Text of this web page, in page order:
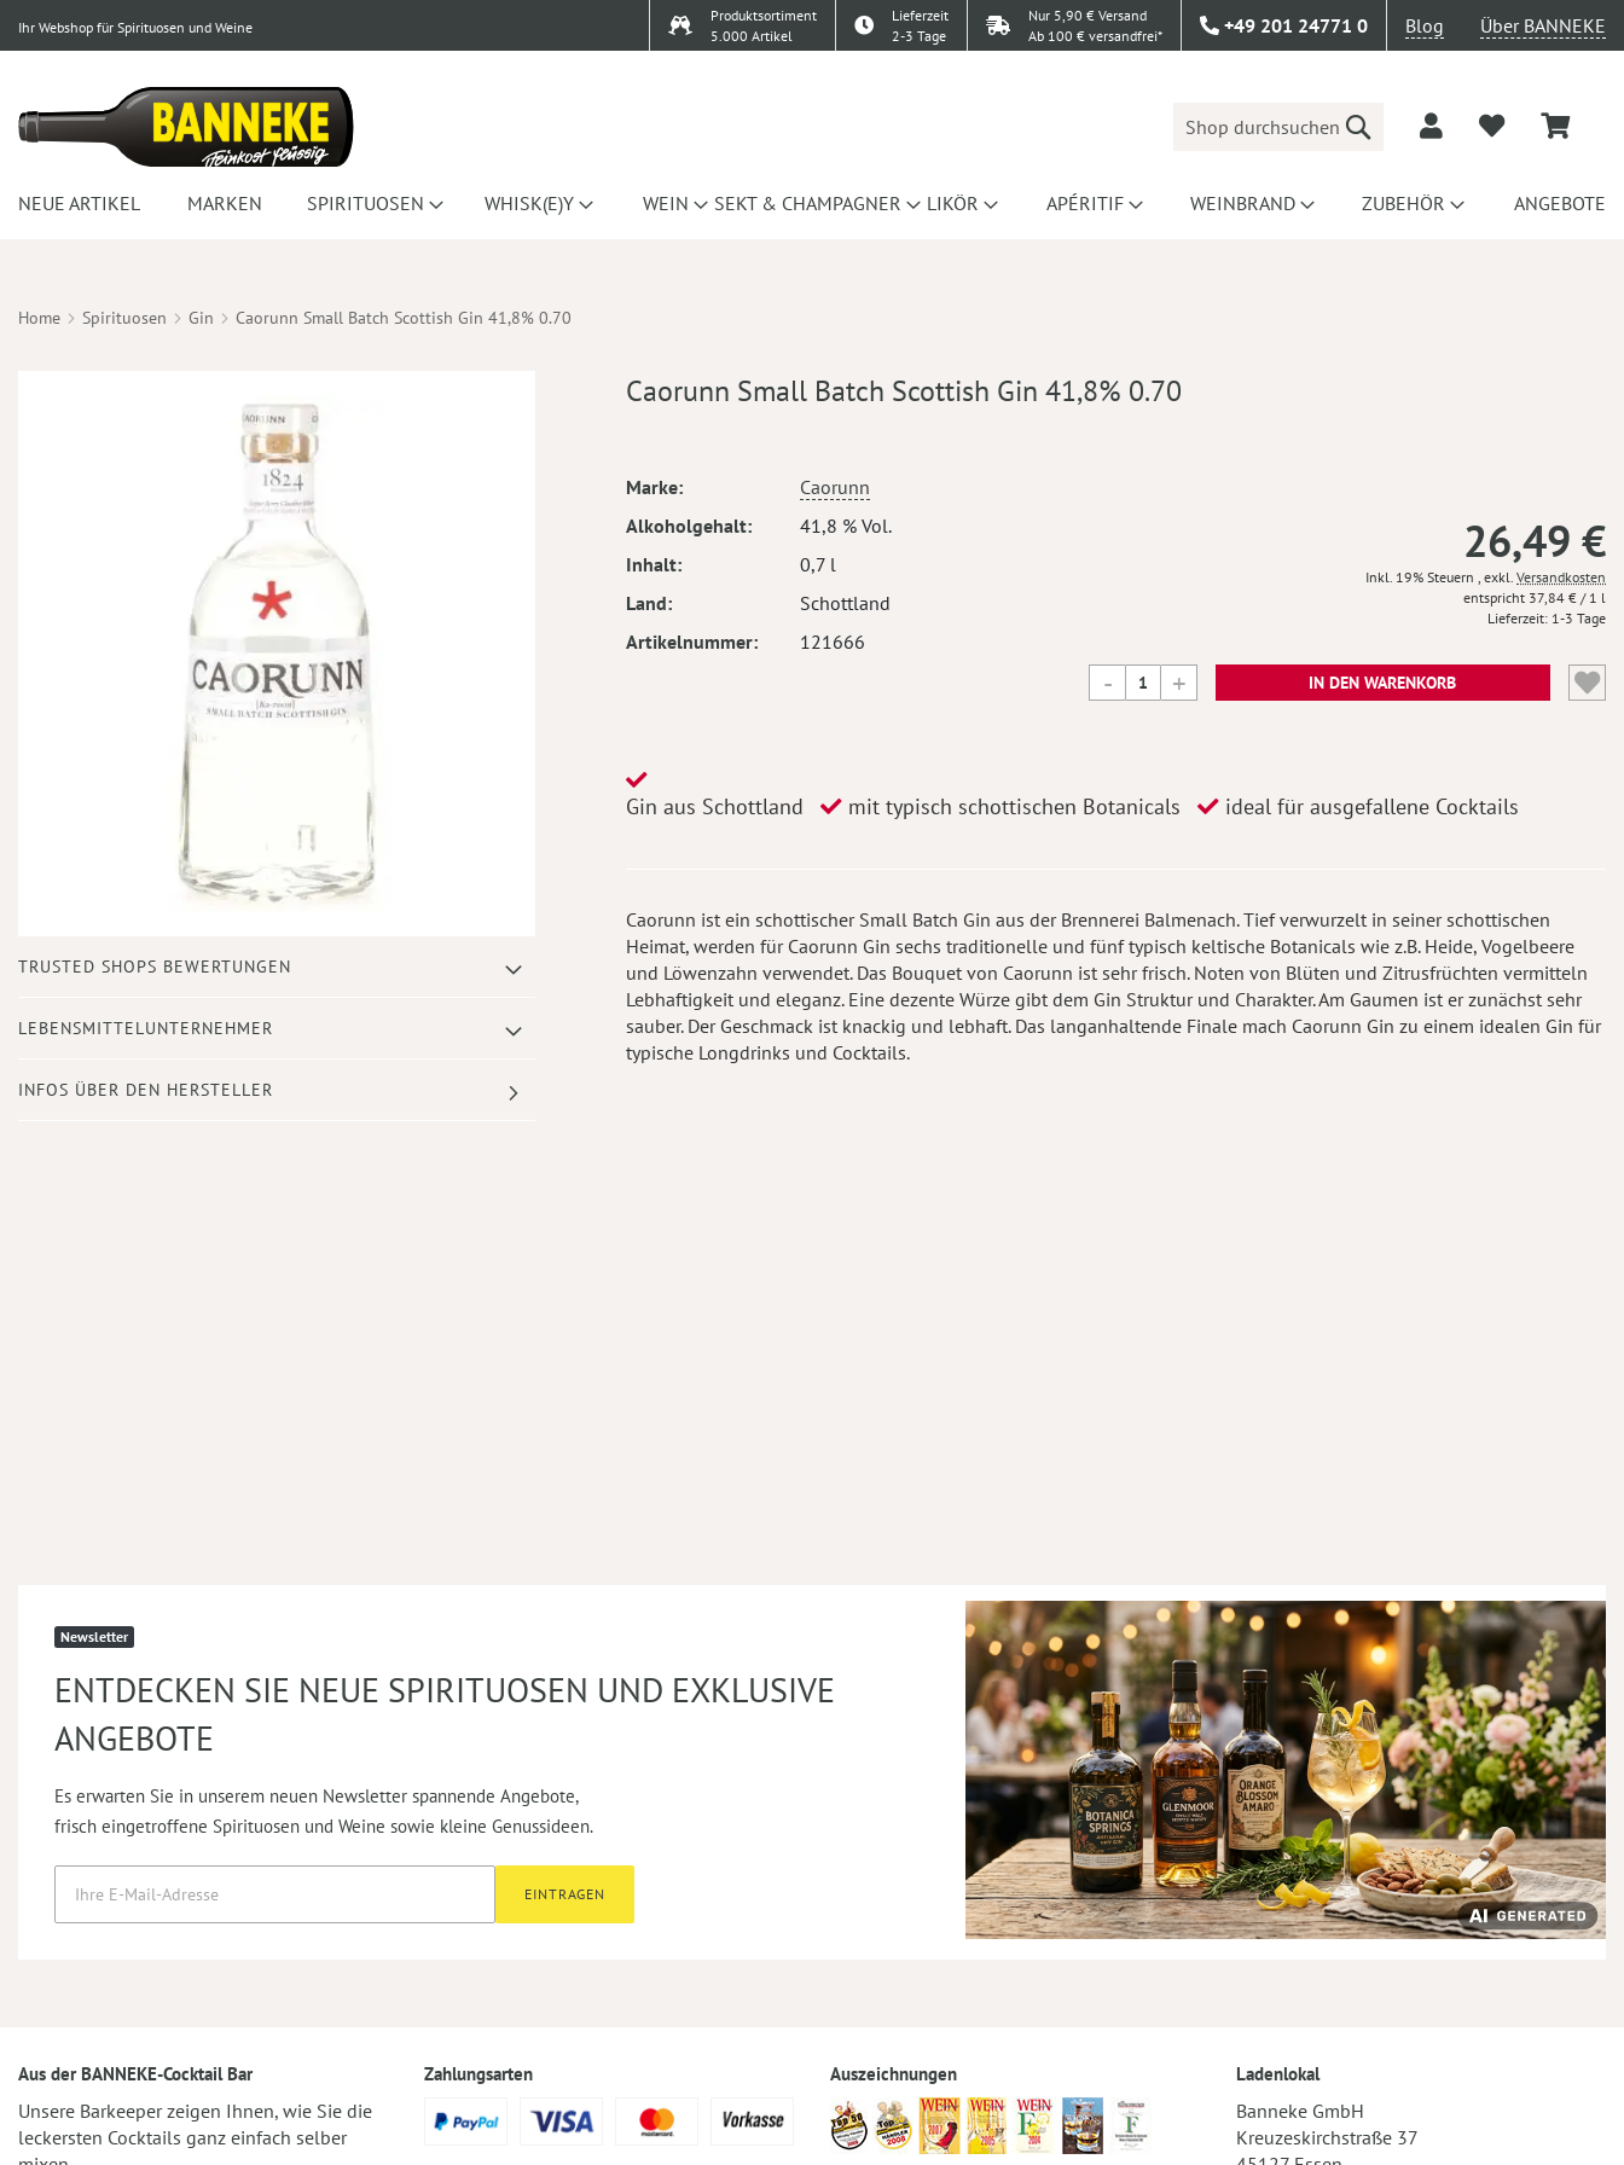
Ihr Webshop für Spirituosen und Weine
Produktsortiment
5.000 Artikel
Lieferzeit
2-3 Tage
Nur 5,90 € Versand
Ab 100 € versandfrei*
+49 201 24771 0 Blog Über BANNEKE
Suche
NEUE ARTIKEL MARKEN SPIRITUOSEN WHISK(E)Y WEIN SEKT & CHAMPAGNER LIKÖR APÉRITIF WEINBRAND ZUBEHÖR ANGEBOTE
Home Spirituosen Gin Caorunn Small Batch Scottish Gin 41,8% 0.70
Anfang
Bildergalerie
TRUSTED SHOPS BEWERTUNGEN
LEBENSMITTELUNTERNEHMER
INFOS ÜBER DEN HERSTELLER
Caorunn Small Batch Scottish Gin 41,8% 0.70
Mehr
Marke
Caorunn
Alkoholgehalt
41,8 % Vol.
Inhalt
0,7 l
Land
Schottland
Artikelnummer
121666
26,49 €
Inkl. 19% Steuern , exkl. Versandkosten
37,84 € / 1 l
Lieferzeit 1-3 Tage
IN DEN WARENKORB
Gin aus Schottland mit typisch schottischen Botanicals ideal für ausgefallene Cocktails
Caorunn ist ein schottischer Small Batch Gin aus der Brennerei Balmenach. Tief verwurzelt in seiner schottischen
Heimat, werden für Caorunn Gin sechs traditionelle und fünf typisch keltische Botanicals wie z.B. Heide, Vogelbeere
und Löwenzahn verwendet. Das Bouquet von Caorunn ist sehr frisch. Noten von Blüten und Zitrusfrüchten vermitteln
Lebhaftigkeit und eleganz. Eine dezente Würze gibt dem Gin Struktur und Charakter. Am Gaumen ist er zunächst sehr
sauber. Der Geschmack ist knackig und lebhaft. Das langanhaltende Finale mach Caorunn Gin zu einem idealen Gin für
typische Longdrinks und Cocktails.
Newsletter
ENTDECKEN SIE NEUE SPIRITUOSEN UND EXKLUSIVE
ANGEBOTE
Es erwarten Sie in unserem neuen Newsletter spannende Angebote,
frisch eingetroffene Spirituosen und Weine sowie kleine Genussideen.
EINTRAGEN
Aus der BANNEKE-Cocktail Bar
Unsere Barkeeper zeigen Ihnen, wie Sie die
leckersten Cocktails ganz einfach selber
Zahlungsarten Auszeichnungen Ladenlokal
Banneke GmbH
Kreuzeskirchstraße 37